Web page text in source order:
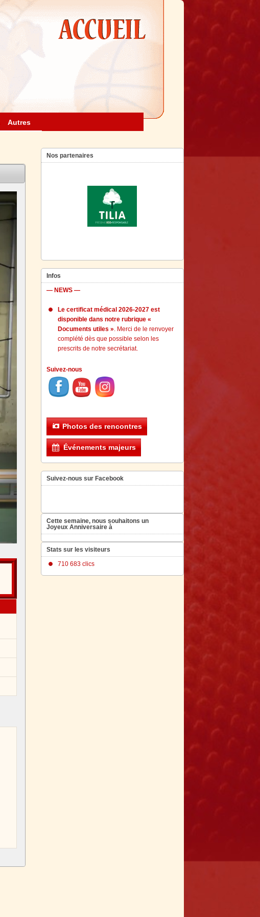
Autres
Nos partenaires
Infos
— NEWS —
Le certificat médical 2026-2027 est
disponible dans notre rubrique «
Documents utiles ». Merci de le renvoyer
complété dès que possible selon les
prescrits de notre secrétariat.
Suivez-nous
Photos des rencontres
Événements majeurs
Suivez-nous sur Facebook
Cette semaine, nous souhaitons un
Joyeux Anniversaire à
Stats sur les visiteurs
710 683 clics